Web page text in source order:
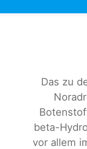
Das zu
beta-
vor allem